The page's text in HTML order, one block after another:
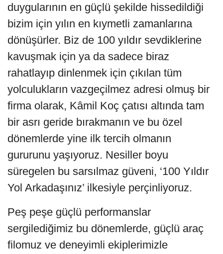
duygularının en güçlü şekilde hissedildiği
bizim için yılın en kıymetli zamanlarına
dönüşürler. Biz de 100 yıldır sevdiklerine
kavuşmak için ya da sadece biraz
rahatlayıp dinlenmek için çıkılan tüm
yolculukların vazgeçilmez adresi olmuş bir
firma olarak, Kâmil Koç çatısı altında tam
bir asrı geride bırakmanın ve bu özel
dönemlerde yine ilk tercih olmanın
gururunu yaşıyoruz. Nesiller boyu
süregelen bu sarsılmaz güveni, ‘100 Yıldır
Yol Arkadaşınız’ ilkesiyle perçinliyoruz.
Peş peşe güçlü performanslar
sergilediğimiz bu dönemlerde, güçlü araç
filomuz ve deneyimli ekiplerimizle